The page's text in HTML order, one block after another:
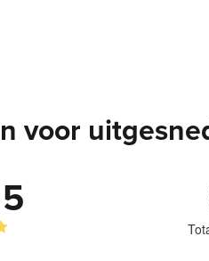
voor